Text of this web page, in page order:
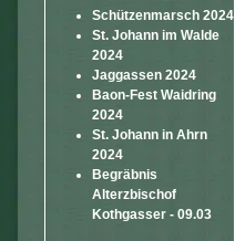
Schützenmarsch 2024
St. Johann im Walde
2024
Jaggassen 2024
Baon-Fest Waidring
2024
St. Johann in Ahrn
2024
Begräbnis
Alterzbischof
Kothgasser - 09.03